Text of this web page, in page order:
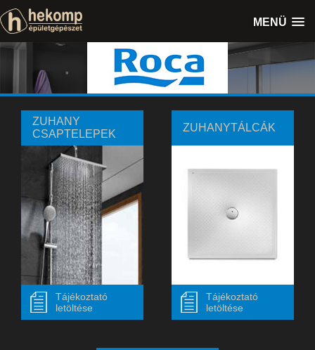
MENÜ
ZUHANY
CSAPTELEPEK
Tájékoztató
letöltése
ZUHANYTÁLCÁK
Tájékoztató
letöltése